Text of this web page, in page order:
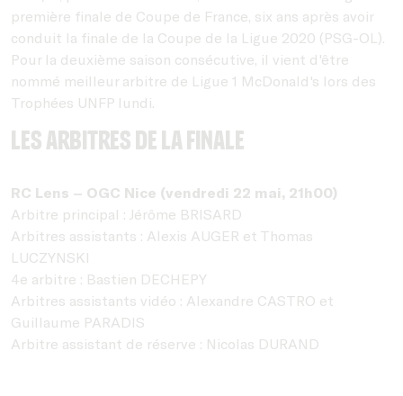
première finale de Coupe de France, six ans après avoir
conduit la finale de la Coupe de la Ligue 2020 (PSG-OL).
Pour la deuxième saison consécutive, il vient d'être
nommé meilleur arbitre de Ligue 1 McDonald's lors des
Trophées UNFP lundi.
Les arbitres de la finale
RC Lens – OGC Nice (vendredi 22 mai, 21h00)
Arbitre principal : Jérôme BRISARD
Arbitres assistants : Alexis AUGER et Thomas
LUCZYNSKI
4e arbitre : Bastien DECHEPY
Arbitres assistants vidéo : Alexandre CASTRO et
Guillaume PARADIS
Arbitre assistant de réserve : Nicolas DURAND